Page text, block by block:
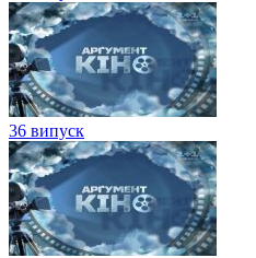
36 випуск